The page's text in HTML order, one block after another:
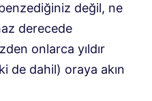
değil, ne
derecede
onlarca yıldır
de dahil) oraya akın